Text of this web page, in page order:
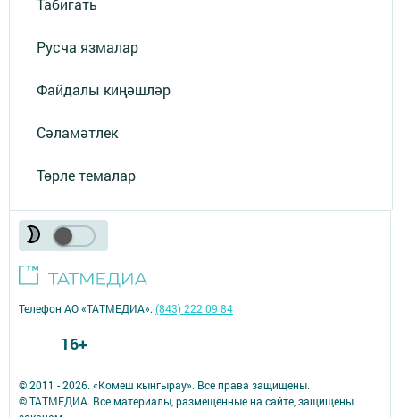
Русча язмалар
Файдалы киңәшләр
Сәламәтлек
Төрле темалар
© 2011 - 2026. «Комеш кынгырау». Все права защищены.
© ТАТМЕДИА. Все материалы, размещенные на сайте, защищены
Телефон АО «ТАТМЕДИА»:(843) 222 09 84
16+